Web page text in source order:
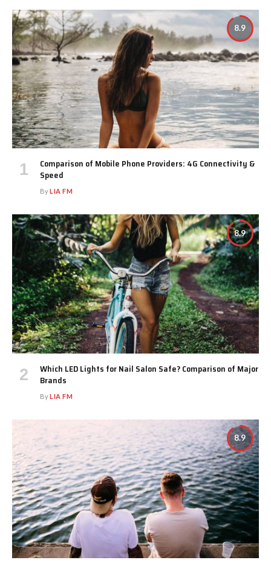
8.9
Comparison of Mobile Phone Providers: 4G Connectivity &
Speed
ByLIA FM
8.9
Which LED Lights for Nail Salon Safe? Comparison of Major
Brands
ByLIA FM
8.9